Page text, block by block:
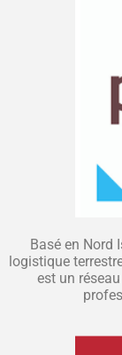
Basé en Nord
logistique
est un